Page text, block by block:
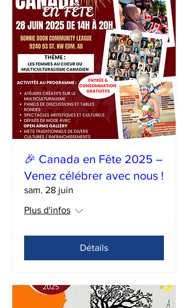
🎉 Canada en Fête 2025 –
Venez célébrer avec nous !
sam. 28 juin
Plus d'infos
Détails